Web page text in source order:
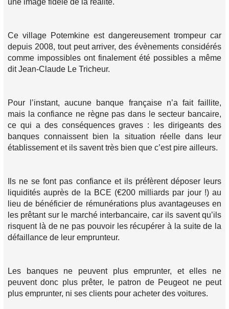
une image fidèle de la réalité.
Ce village Potemkine est dangereusement trompeur car
depuis 2008, tout peut arriver, des évènements considérés
comme impossibles ont finalement été possibles a même
dit Jean-Claude Le Tricheur.
Pour l’instant, aucune banque française n’a fait faillite,
mais la confiance ne règne pas dans le secteur bancaire,
ce qui a des conséquences graves : les dirigeants des
banques connaissent bien la situation réelle dans leur
établissement et ils savent très bien que c’est pire ailleurs.
Ils ne se font pas confiance et ils préfèrent déposer leurs
liquidités auprès de la BCE (€200 milliards par jour !) au
lieu de bénéficier de rémunérations plus avantageuses en
les prêtant sur le marché interbancaire, car ils savent qu’ils
risquent là de ne pas pouvoir les récupérer à la suite de la
défaillance de leur emprunteur.
Les banques ne peuvent plus emprunter, et elles ne
peuvent donc plus prêter, le patron de Peugeot ne peut
plus emprunter, ni ses clients pour acheter des voitures.